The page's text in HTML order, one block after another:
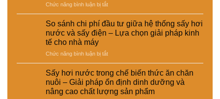
của
TY
TNHH
EMART
Chức năng bình luận bị tắtở
dụng
sấy
trong
xử
lý
nguyên
liệu
tái
So sánh chi phí đầu tư giữa hệ thống sấy hơi
nước và sấy điện – Lựa chọn giải pháp kinh
tế cho nhà máy
Chức năng bình luận bị tắtở
chi
phí
đầu
Sấy hơi nước trong chế biến thức ăn chăn
nuôi – Giải pháp ổn định dinh dưỡng và
nâng cao chất lượng sản phẩm